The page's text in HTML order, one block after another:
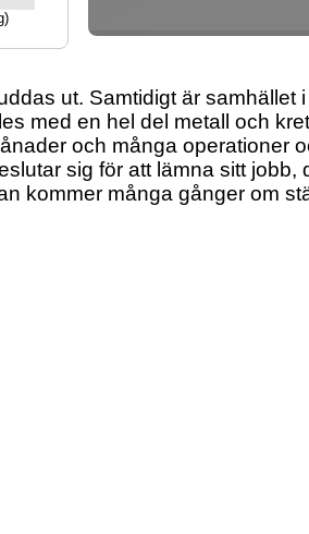
ut. Samtidigt är samhället
med en hel del metall och
och många operationer
sig för att lämna sitt jobb,
kommer många gånger om